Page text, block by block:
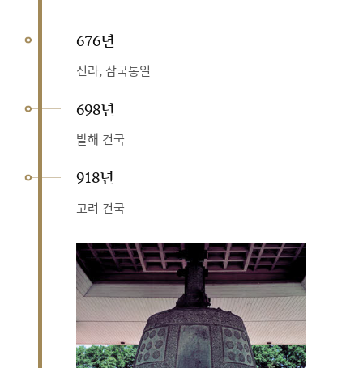
676년
신라, 삼국통일
698년
발해 건국
918년
고려 건국